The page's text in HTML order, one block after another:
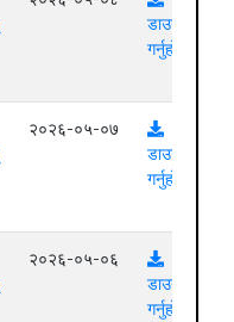
डाउनलोड
गर्नुहोस्
२०२६-०५-०७
डाउनलोड
गर्नुहोस्
२०२६-०५-०६
डाउनलोड
गर्नुहोस्